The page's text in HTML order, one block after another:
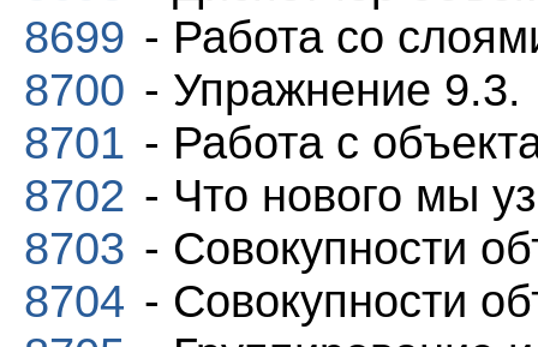
8699 - Работа со
8700 - Упражнение 9.3.
8701 - Работа с
8702 - Что нового мы
8703 - Совокупности
8704 - Совокупности